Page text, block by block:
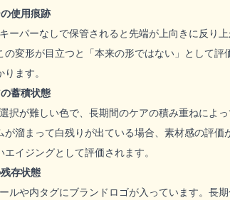
使用痕跡
ーパーなしで保管されると先端が上向きに反り
の変形が目立つと「本来の形ではない」として
ます。
蓄積状態
択が難しい色で、長期間のケアの積み重ねによ
が溜まって白残りが出ている場合、素材感の評
イジングとして評価されます。
存状態
ルや内タグにブランドロゴが入っています。長